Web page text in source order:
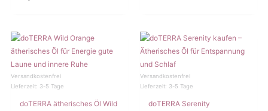
Versandkostenfrei
Lieferzeit: 3-5 Tage
doTERRA ätherisches Öl Wild
Versandkostenfrei
Lieferzeit: 3-5 Tage
doTERRA Serenity